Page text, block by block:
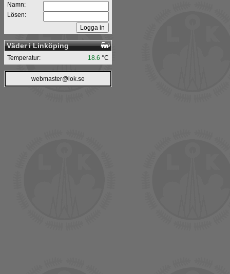
Namn:
Lösen:
Väder i Linköping
18.6 °C
Temperatur:
webmaster@lok.se